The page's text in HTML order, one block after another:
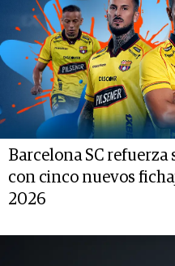
Barcelona SC
con cinco nuevos
2026